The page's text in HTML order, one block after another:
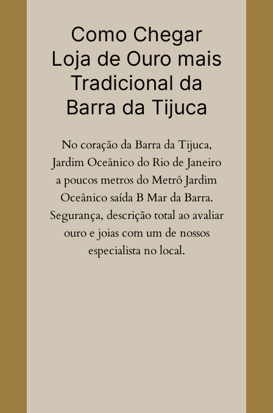
Como Chegar
Loja de Ouro mais
Tradicional da
Barra da Tijuca
No coração da Barra da Tijuca,
Jardim Oceânico do Rio de Janeiro
a poucos metros do Metrô Jardim
Oceânico saída B Mar da Barra.
Segurança, descrição total ao avaliar
ouro e joias com um de nossos
especialista no local.